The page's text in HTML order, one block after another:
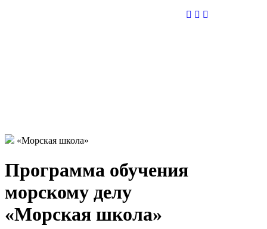
«Морская школа»
Программа обучения
морскому делу
«Морская школа»